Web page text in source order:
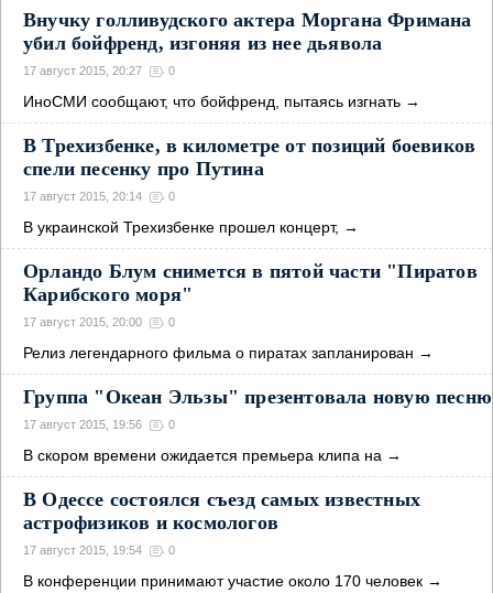
Внучку голливудского актера Моргана Фримана
убил бойфренд, изгоняя из нее дьявола
17 август 2015, 20:27 0
ИноСМИ сообщают, что бойфренд, пытаясь изгнать →
В Трехизбенке, в километре от позиций боевиков
спели песенку про Путина
17 август 2015, 20:14 0
В украинской Трехизбенке прошел концерт, →
Орландо Блум снимется в пятой части "Пиратов
Карибского моря"
17 август 2015, 20:00 0
Релиз легендарного фильма о пиратах запланирован →
Группа "Океан Эльзы" презентовала новую песню
17 август 2015, 19:56 0
В скором времени ожидается премьера клипа на →
В Одессе состоялся съезд самых известных
астрофизиков и космологов
17 август 2015, 19:54 0
В конференции принимают участие около 170 человек →